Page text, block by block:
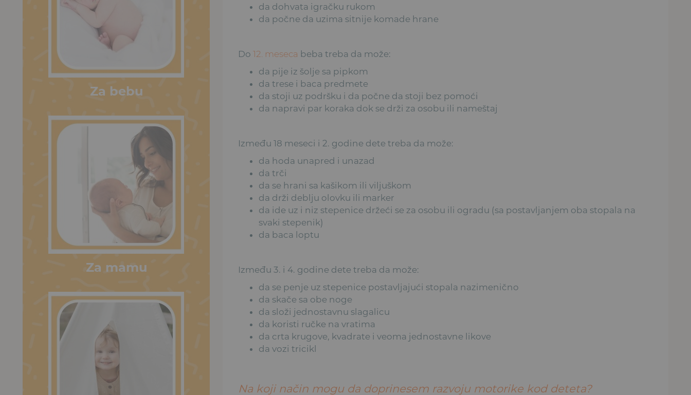
Za bebu
Za mamu
da dohvata igračku rukom
da počne da uzima sitnije komade hrane
Do12. meseca beba treba da može:
da pije iz šolje sa pipkom
da trese i baca predmete
da stoji uz podršku i da počne da stoji bez pomoći
da napravi par koraka dok se drži za osobu ili nameštaj
Između 18 meseci i 2. godine dete treba da može:
da hoda unapred i unazad
da trči
da se hrani sa kašikom ili viljuškom
da drži deblju olovku ili marker
da ide uz i niz stepenice držeći se za osobu ili ogradu (sa postavljanjem oba stopala na
svaki stepenik)
da baca loptu
Između 3. i 4. godine dete treba da može:
da se penje uz stepenice postavljajući stopala nazimenično
da skače sa obe noge
da složi jednostavnu slagalicu
da koristi ručke na vratima
da crta krugove, kvadrate i veoma jednostavne likove
da vozi tricikl
Na koji način mogu da doprinesem razvoju motorike kod deteta?